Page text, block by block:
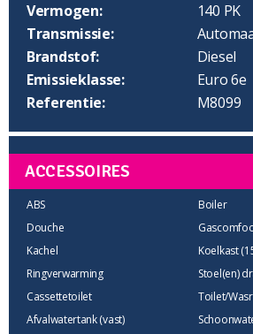
Vermogen:
140 PK
Transmissie:
Brandstof:
Diesel
Emissieklasse:
Euro 6e
Referentie:
M8099
ACCESSOIRES
ABS
Boiler
Douche
Kachel
Koelkast
Ringverwarming
Stoel(en)
Cassettetoilet
Toilet/
Afvalwatertank (vast)